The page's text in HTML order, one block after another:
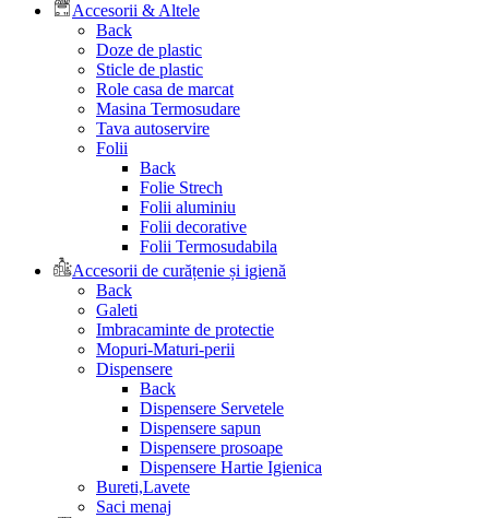
Accesorii & Altele
Back
Doze de plastic
Sticle de plastic
Role casa de marcat
Masina Termosudare
Tava autoservire
Folii
Back
Folie Strech
Folii aluminiu
Folii decorative
Folii Termosudabila
Accesorii de curățenie și igienă
Back
Galeti
Imbracaminte de protectie
Mopuri-Maturi-perii
Dispensere
Back
Dispensere Servetele
Dispensere sapun
Dispensere prosoape
Dispensere Hartie Igienica
Bureti,Lavete
Saci menaj